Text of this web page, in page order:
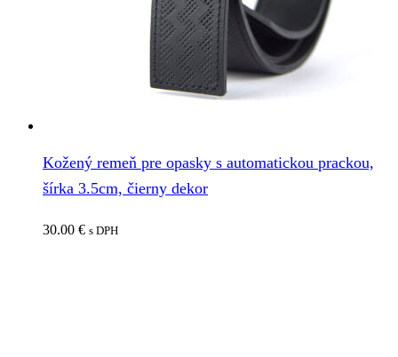
Kožený remeň pre opasky s automatickou prackou,
šírka 3.5cm, čierny dekor
30.00 € s DPH